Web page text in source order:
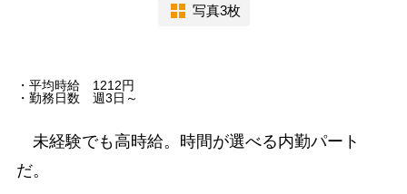
写真3枚
・平均時給 1212円
・勤務日数 週3日～
未経験でも高時給。時間が選べる内勤パート
だ。